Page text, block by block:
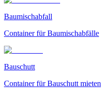
Baumischabfall
Container für Baumischabfälle
Bauschutt
Container für Bauschutt mieten